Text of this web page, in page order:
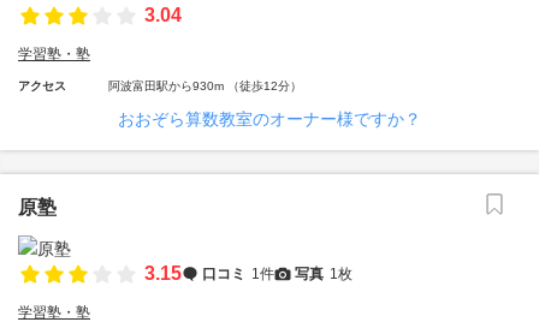
3.04
学習塾・塾
アクセス 阿波富田駅から930m （徒歩12分）
おおぞら算数教室のオーナー様ですか？
原塾
3.15 口コミ 1件 写真 1枚
学習塾・塾